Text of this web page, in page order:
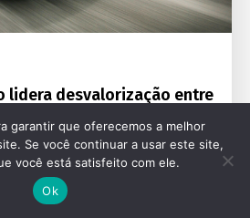
lidera desvalorização entre
garantir que oferecemos a melhor
Se você continuar a usar este site,
você está satisfeito com ele.
Ok